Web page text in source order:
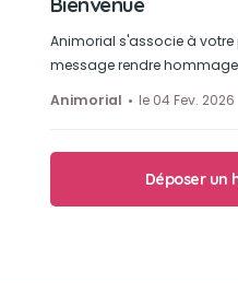
Dormir ronfler se faire
surtout… quel petit
Animorial s'associe à
message rendre
Animorial
le 04 Fev. 2026
Déposer un